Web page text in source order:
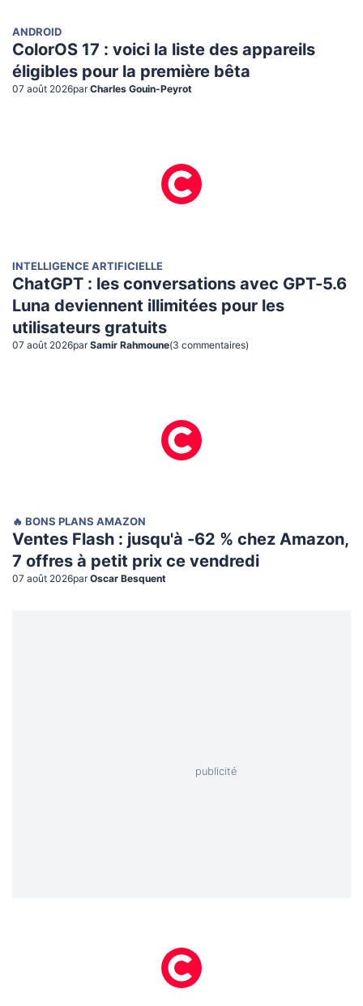
ANDROID
ColorOS 17 : voici la liste des appareils
éligibles pour la première bêta
07 août 2026par Charles Gouin-Peyrot
INTELLIGENCE ARTIFICIELLE
ChatGPT : les conversations avec GPT-5.6
Luna deviennent illimitées pour les
utilisateurs gratuits
07 août 2026par Samir Rahmoune(3 commentaires)
🔥 BONS PLANS AMAZON
Ventes Flash : jusqu'à -62 % chez Amazon,
7 offres à petit prix ce vendredi
07 août 2026par Oscar Besquent